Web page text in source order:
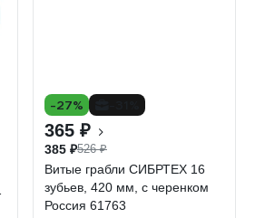
-27%
365 ₽
385 ₽526 ₽
Витые грабли СИБРТЕХ 16
зубьев, 420 мм, с черенком
Россия 61763